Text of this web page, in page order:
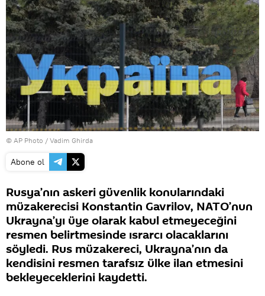
© AP Photo / Vadim Ghirda
Abone ol
Rusya’nın askeri güvenlik konularındaki
müzakerecisi Konstantin Gavrilov, NATO’nun
Ukrayna’yı üye olarak kabul etmeyeceğini
resmen belirtmesinde ısrarcı olacaklarını
söyledi. Rus müzakereci, Ukrayna’nın da
kendisini resmen tarafsız ülke ilan etmesini
bekleyeceklerini kaydetti.